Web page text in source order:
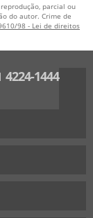
parcial ou
do autor. Crime de
98 - Lei de direitos
4224-1444